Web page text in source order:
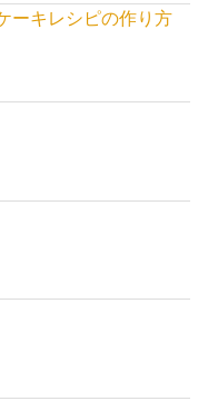
ーキレシピの作り方